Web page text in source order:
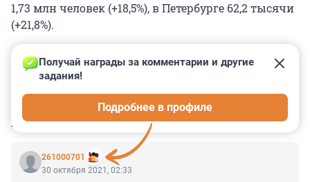
1,73 млн человек (+18,5%), в Петербурге 62,2 тысячи
(+21,8%).
КОММЕНТАРИИ 51
261000701
Получай награды за комментарии и другие
задания!
Подробнее в профиле
30 октября 2021, 02:33